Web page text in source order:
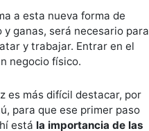
a esta nueva forma de
ganas, será necesario para
y trabajar. Entrar en el
negocio físico.
es más difícil destacar, por
para que ese primer paso
está la importancia de las